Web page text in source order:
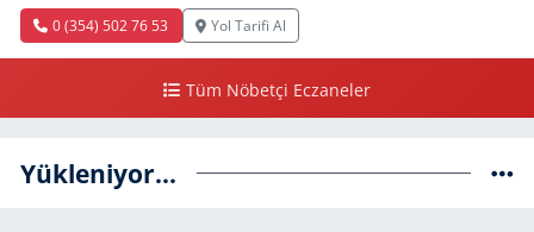
0 (354) 502 76 53 Yol Tarifi Al
Tüm Nöbetçi Eczaneler
Yükleniyor...